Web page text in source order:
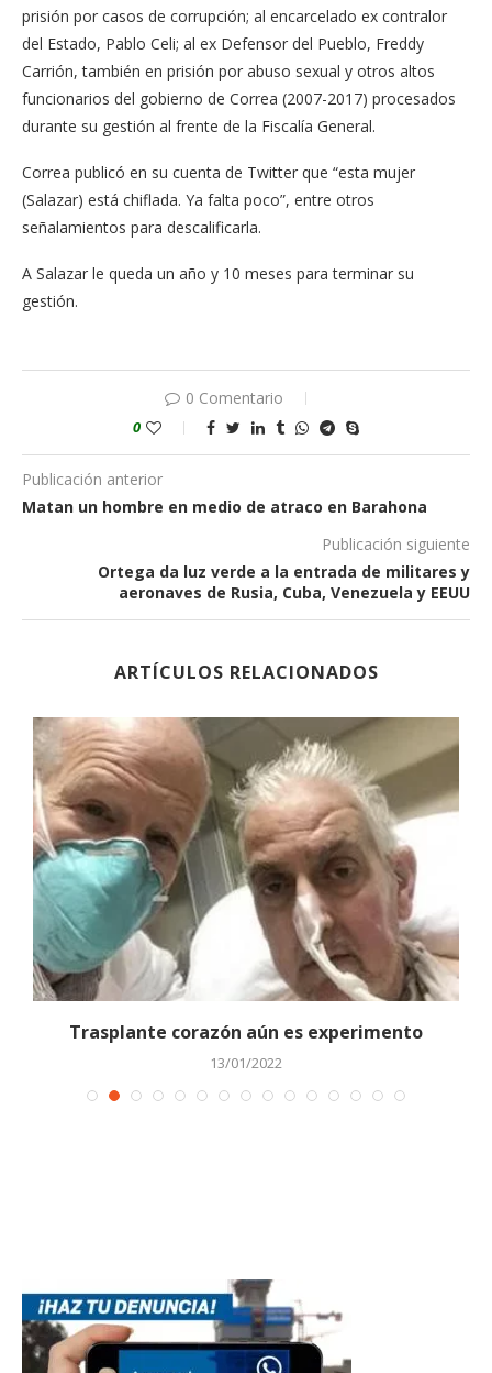
prisión por casos de corrupción; al encarcelado ex contralor
del Estado, Pablo Celi; al ex Defensor del Pueblo, Freddy
Carrión, también en prisión por abuso sexual y otros altos
funcionarios del gobierno de Correa (2007-2017) procesados
durante su gestión al frente de la Fiscalía General.
Correa publicó en su cuenta de Twitter que “esta mujer
(Salazar) está chiflada. Ya falta poco”, entre otros
señalamientos para descalificarla.
A Salazar le queda un año y 10 meses para terminar su
gestión.
0 Comentario
0
Publicación anterior
Matan un hombre en medio de atraco en Barahona
Publicación siguiente
Ortega da luz verde a la entrada de militares y
aeronaves de Rusia, Cuba, Venezuela y EEUU
ARTÍCULOS RELACIONADOS
Trasplante corazón aún es experimento
13/01/2022